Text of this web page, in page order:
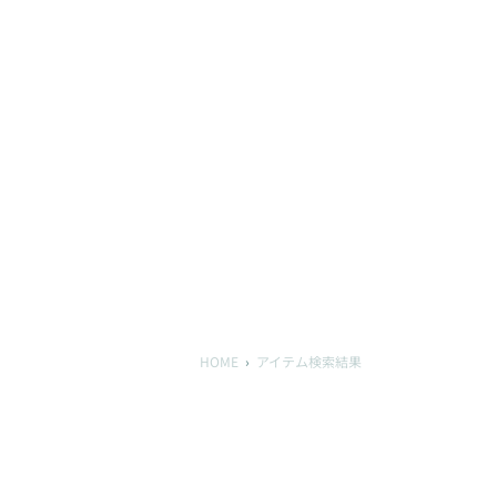
HOME アイテム検索結果